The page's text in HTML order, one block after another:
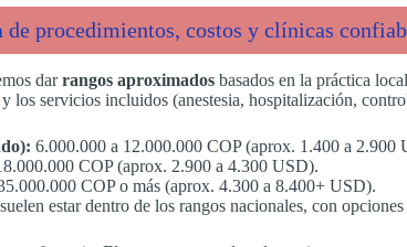
procedimientos, costos y clínicas
darrangos aproximados basados en la práctica
y los servicios incluidos (anestesia, hospitalización,
6.000.000 a 12.000.000 COP (aprox. 1.400 a 2.900
COP (aprox. 2.900 a 4.300 USD).
COP o más (aprox. 4.300 a 8.400+ USD).
suelen estar dentro de los rangos nacionales, con